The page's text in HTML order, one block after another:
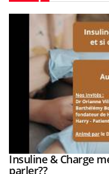
Youtube
Insuline & Charge
parler??Youtube